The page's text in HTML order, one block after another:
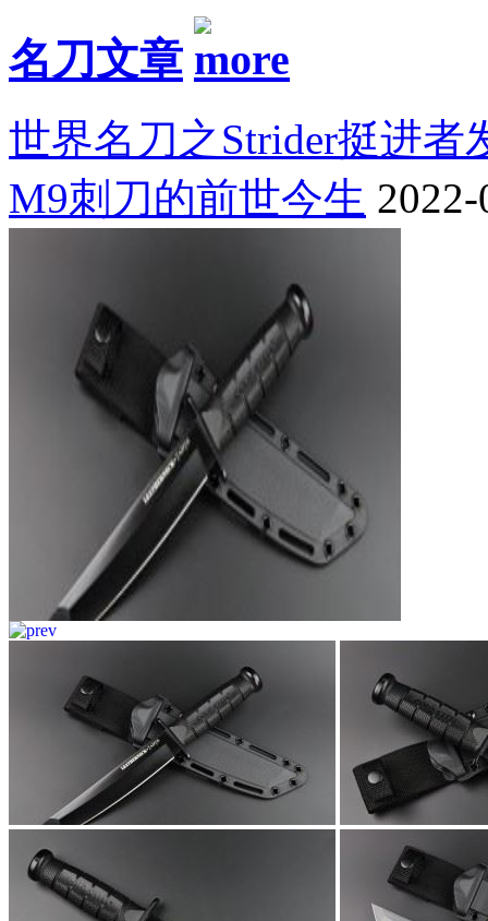
名刀文章
世界名刀之Strider挺进者
M9刺刀的前世今生